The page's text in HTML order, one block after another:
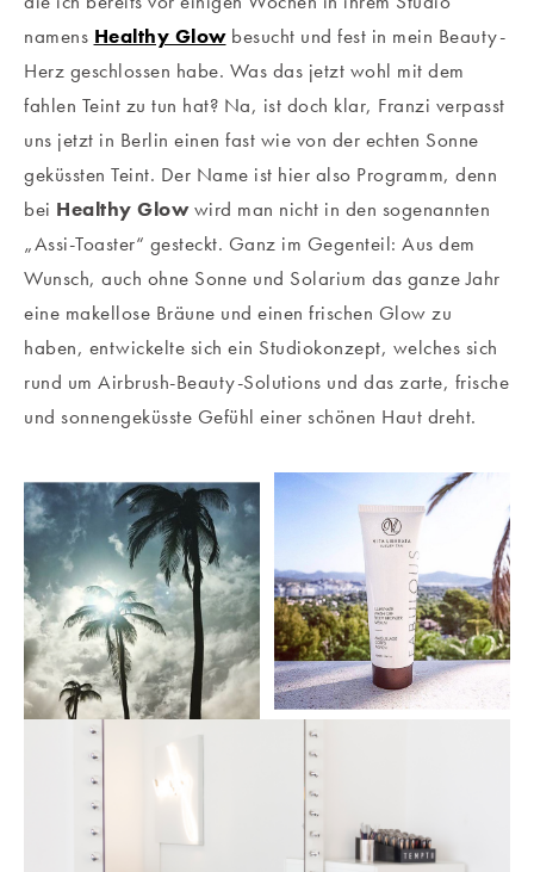
namens Healthy Glowbesucht und fest in mein Beauty-
Herz geschlossen habe. Was das jetzt wohl mit dem
fahlen Teint zu tun hat? Na, ist doch klar, Franzi verpasst
uns jetzt in Berlin einen fast wie von der echten Sonne
geküssten Teint. Der Name ist hier also Programm, denn
bei Healthy Glowwird man nicht in den sogenannten
„Assi-Toaster“ gesteckt. Ganz im Gegenteil: Aus dem
Wunsch, auch ohne Sonne und Solarium das ganze Jahr
eine makellose Bräune und einen frischen Glow zu
haben, entwickelte sich ein Studiokonzept, welches sich
rund um Airbrush-Beauty-Solutions und das zarte, frische
und sonnengeküsste Gefühl einer schönen Haut dreht.